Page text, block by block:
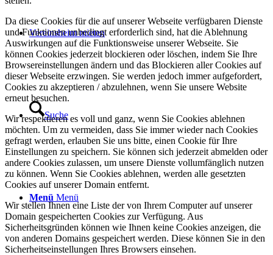
Vereinsheim mieten
Suche
Menü Menü
Da diese Cookies für die auf unserer Webseite verfügbaren Dienste
und Funktionen unbedingt erforderlich sind, hat die Ablehnung
Auswirkungen auf die Funktionsweise unserer Webseite. Sie
können Cookies jederzeit blockieren oder löschen, indem Sie Ihre
Browsereinstellungen ändern und das Blockieren aller Cookies auf
dieser Webseite erzwingen. Sie werden jedoch immer aufgefordert,
Cookies zu akzeptieren / abzulehnen, wenn Sie unsere Website
erneut besuchen.
Wir respektieren es voll und ganz, wenn Sie Cookies ablehnen
möchten. Um zu vermeiden, dass Sie immer wieder nach Cookies
gefragt werden, erlauben Sie uns bitte, einen Cookie für Ihre
Einstellungen zu speichern. Sie können sich jederzeit abmelden oder
andere Cookies zulassen, um unsere Dienste vollumfänglich nutzen
zu können. Wenn Sie Cookies ablehnen, werden alle gesetzten
Cookies auf unserer Domain entfernt.
Wir stellen Ihnen eine Liste der von Ihrem Computer auf unserer
Domain gespeicherten Cookies zur Verfügung. Aus
Sicherheitsgründen können wie Ihnen keine Cookies anzeigen, die
von anderen Domains gespeichert werden. Diese können Sie in den
Sicherheitseinstellungen Ihres Browsers einsehen.